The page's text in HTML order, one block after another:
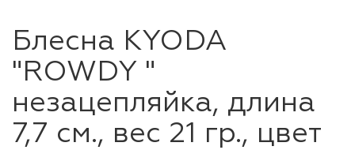
Блесна KYODA
"ROWDY "
незацепляйка, длина
7,7 см., вес 21 гр., цвет